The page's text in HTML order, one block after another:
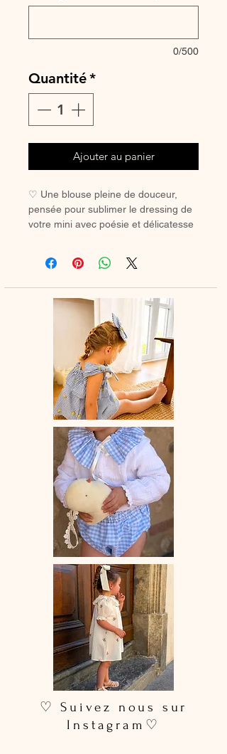
0/500
Quantité*
Ajouter au panier
♡ Une blouse pleine de douceur,
pensée pour sublimer le dressing de
votre mini avec poésie et délicatesse
À associer selon vos envies avec un
jolie jupette pour un look tendre et
intemporel 🤍
🪡 Blouse entièrement confectionnée
à la main avec soin et amour.
🎀 Bretelles en satin à nouer pour
une finition délicate et raffinée.
🌸 Chaque pièce est réalisée avec
attention, dans des matières choisies
avec douceur pour accompagner les
petits moments du quotidien.
⏳ Délai de fabrication :
Comptez entre 15 et 28 jours ouvrés
selon les commandes en cours.
🫧 Conseils d’entretien :
• Lavage à la main ou en machine à
30°C maximum
• Cycle délicat recommandé
• Laver avec des couleurs similaires
• Sèche-linge déconseillé pour
préserver toute la beauté de la
blouse 🤍
♡ Suivez nous sur
Instagram♡